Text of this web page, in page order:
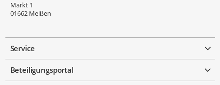
Markt 1
01662 Meißen
Service
Beteiligungsportal